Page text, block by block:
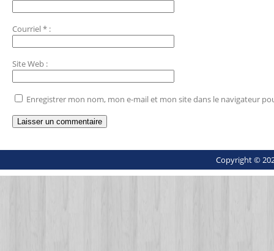
Courriel * :
Site Web :
Enregistrer mon nom, mon e-mail et mon site dans le navigateur
Copyright ©